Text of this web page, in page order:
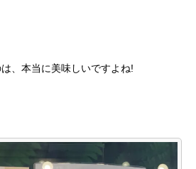
、本当に美味しいですよね!